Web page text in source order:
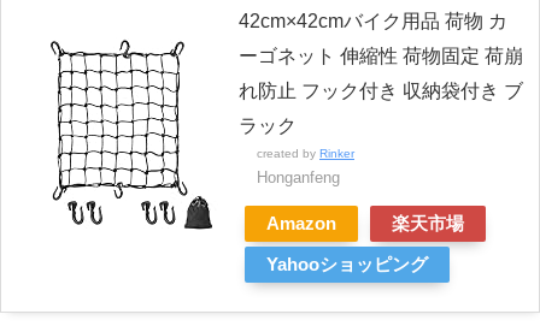
42cm×42cmバイク用品 荷物 カ
ーゴネット 伸縮性 荷物固定 荷崩
れ防止 フック付き 収納袋付き ブ
ラック
created by Rinker
Honganfeng
Amazon 楽天市場
Yahooショッピング